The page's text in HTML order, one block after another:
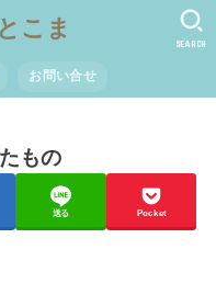
こま
お問い合せ
SEARCH
もの
送る Pocket